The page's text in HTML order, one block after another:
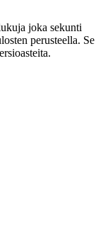
joka sekunti
perusteella. Se